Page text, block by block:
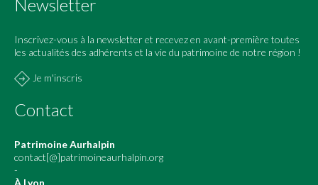
Newsletter
Inscrivez-vous à la newsletter et recevez en avant-première toutes
les actualités des adhérents et la vie du patrimoine de notre région !
Je m'inscris
Contact
Patrimoine Aurhalpin
contact[@]patrimoineaurhalpin.org
-